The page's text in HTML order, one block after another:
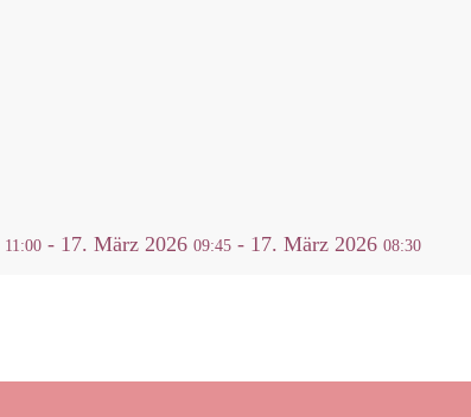
11:00 - 17. März 2026 09:45 - 17. März 2026 08:30